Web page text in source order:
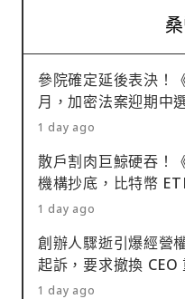
參院確定延後表決！
月，加密法案迎期中
1 day ago
散戶割肉巨鯨硬吞！
機構抄底，比特幣
1 day ago
創辦人驟逝引爆經營
起訴，要求撤換 CEO
1 day ago